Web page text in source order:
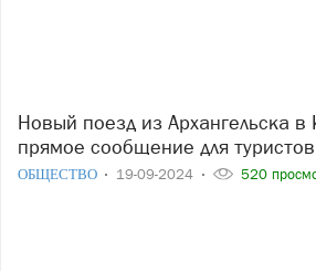
Новый поезд из Архангельска в Кисловодск:
прямое сообщение для туристов
ОБЩЕСТВО 19-09-2024 520